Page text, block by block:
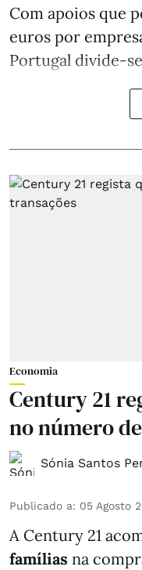
Com apoios que
euros por
Portugal divide-
Economia
Century 21
no número
Sónia Santos
Publicado a: 05 Agosto
A Century 21
famílias na